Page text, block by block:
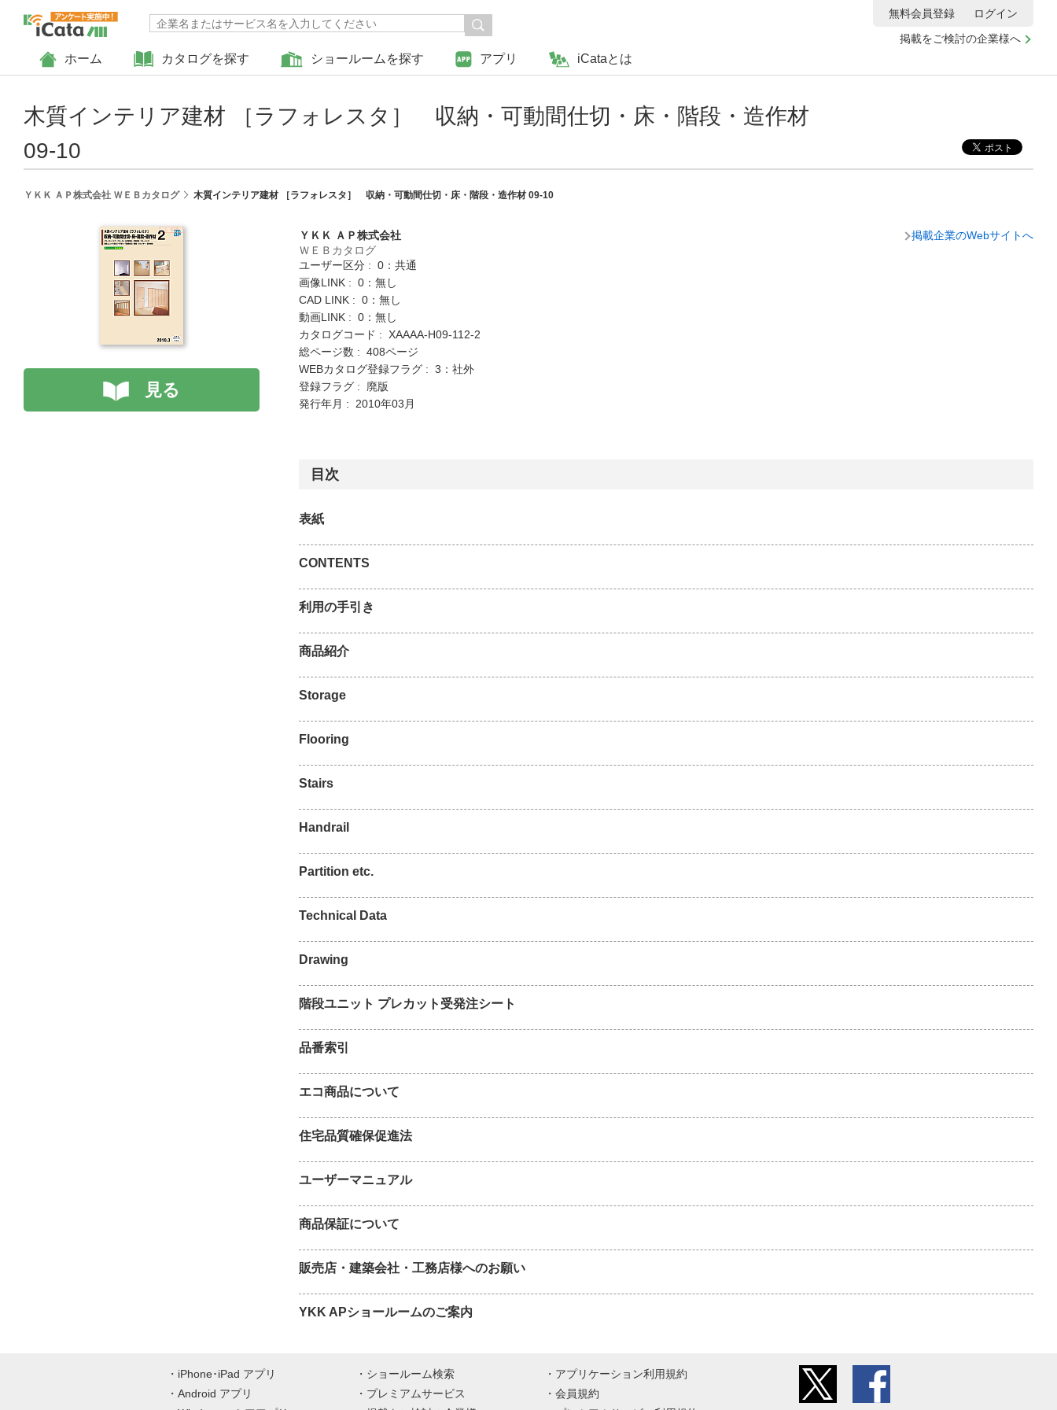
ホーム カタログを探す ショールームを探す アプリ iCataとは
掲載をご検討の企業様へ
無料会員登録 ログイン
木質インテリア建材 ［ラフォレスタ］ 収納・可動間仕切・床・階段・造作材
09-10
ＹＫＫ ＡＰ株式会社 ＷＥＢカタログ 木質インテリア建材 ［ラフォレスタ］ 収納・可動間仕切・床・階段・造作材 09-10
見る
ＹＫＫ ＡＰ株式会社
ＷＥＢカタログ
ユーザー区分 : 0：共通
画像LINK : 0：無し
CAD LINK : 0：無し
動画LINK : 0：無し
カタログコード : XAAAA-H09-112-2
総ページ数 : 408ページ
WEBカタログ登録フラグ : 3：社外
登録フラグ : 廃版
発行年月 : 2010年03月
掲載企業のWebサイトへ
目次
表紙
CONTENTS
利用の手引き
商品紹介
Storage
Flooring
Stairs
Handrail
Partition etc.
Technical Data
Drawing
階段ユニット プレカット受発注シート
品番索引
エコ商品について
住宅品質確保促進法
ユーザーマニュアル
商品保証について
販売店・建築会社・工務店様へのお願い
YKK APショールームのご案内
iPhone･iPad アプリ
Android アプリ
ショールーム検索
プレミアムサービス
アプリケーション利用規約
会員規約